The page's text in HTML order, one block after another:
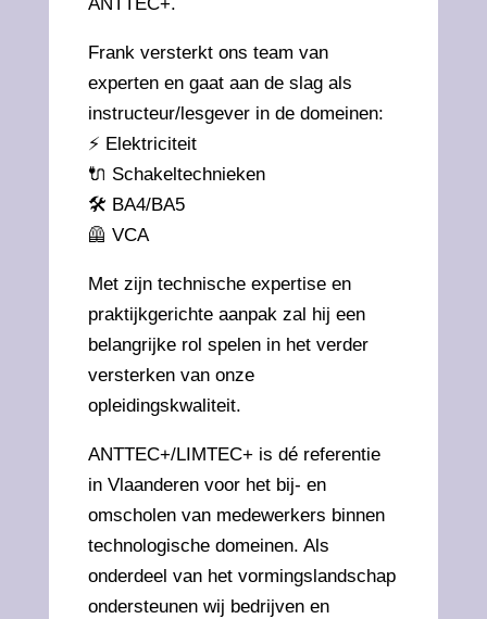
Frank versterkt ons team van
experten en gaat aan de slag als
instructeur/lesgever in de domeinen:
⚡ Elektriciteit
🔌 Schakeltechnieken
🛠 BA4/BA5
🦺 VCA
Met zijn technische expertise en
praktijkgerichte aanpak zal hij een
belangrijke rol spelen in het verder
versterken van onze
opleidingskwaliteit.
ANTTEC+/LIMTEC+ is dé referentie
in Vlaanderen voor het bij- en
omscholen van medewerkers binnen
technologische domeinen. Als
onderdeel van het vormingslandschap
ondersteunen wij bedrijven en